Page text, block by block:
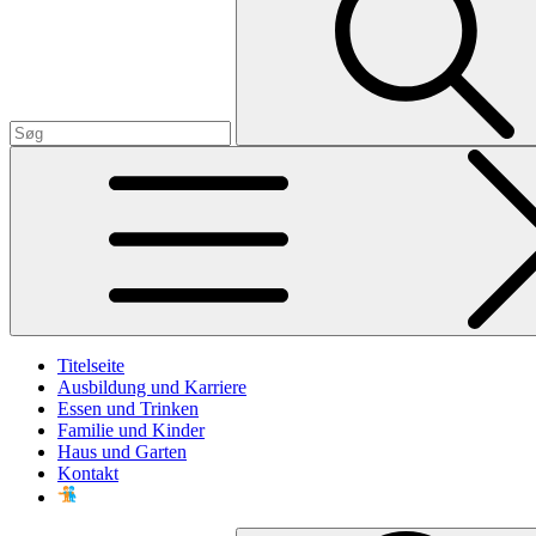
Titelseite
Ausbildung und Karriere
Essen und Trinken
Familie und Kinder
Haus und Garten
Kontakt